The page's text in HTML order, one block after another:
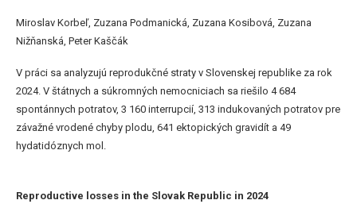
Miroslav Korbeľ, Zuzana Podmanická, Zuzana Kosibová, Zuzana
Nižňanská, Peter Kaščák
V práci sa analyzujú reprodukčné straty v Slovenskej republike za rok
2024. V štátnych a súkromných nemocniciach sa riešilo 4 684
spontánnych potratov, 3 160 interrupcií, 313 indukovaných potratov pre
závažné vrodené chyby plodu, 641 ektopických gravidít a 49
hydatidóznych mol.
Reproductive losses in the Slovak Republic in 2024